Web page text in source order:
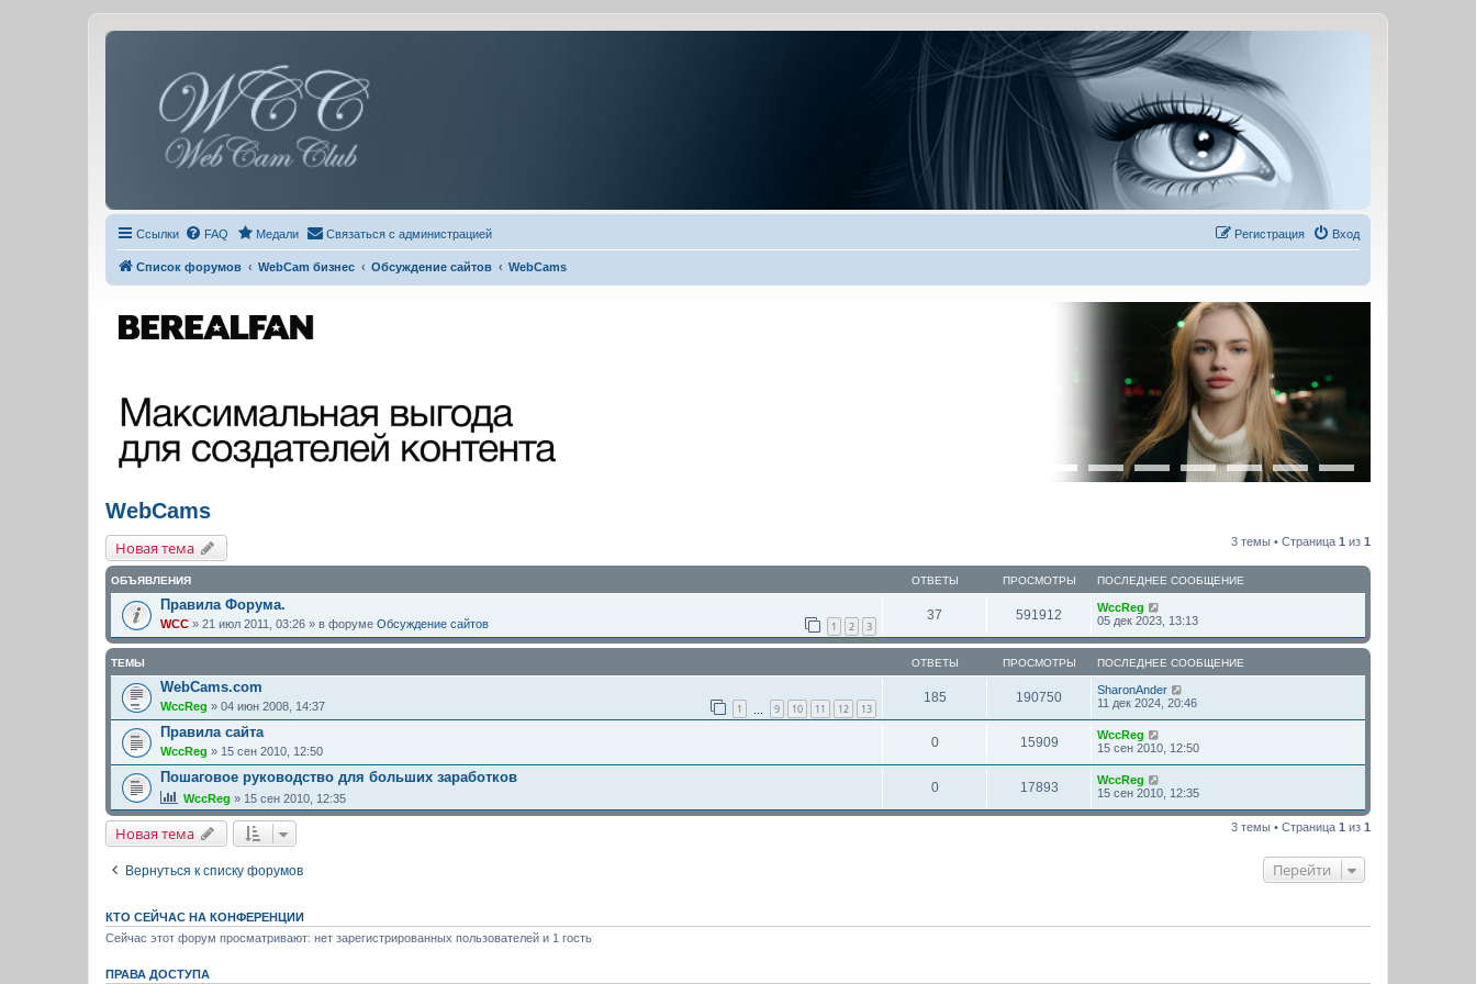
Ссылки FAQ Медали Связаться с администрацией Вход
Регистрация
Список форумов WebCam бизнес Обсуждение сайтов WebCams
WebCams
Новая тема 3 темы • Страница 1 из 1
ОБЪЯВЛЕНИЯ ОТВЕТЫ ПРОСМОТРЫ ПОСЛЕДНЕЕ СООБЩЕНИЕ
Правила Форума.
WCC » 21 июл 2011, 03:26 » в форуме Обсуждение сайтов 1 2 3
37 591912
WccReg
05 дек 2023, 13:13
ТЕМЫ ОТВЕТЫ ПРОСМОТРЫ ПОСЛЕДНЕЕ СООБЩЕНИЕ
WebCams.com
WccReg » 04 июн 2008, 14:37 1 9 10 11 12 13
185 190750
SharonAnder
11 дек 2024, 20:46
Правила сайта
WccReg » 15 сен 2010, 12:50
0 15909
WccReg
15 сен 2010, 12:50
Пошаговое руководство для больших заработков
WccReg » 15 сен 2010, 12:35
0 17893
WccReg
15 сен 2010, 12:35
Новая тема 3 темы • Страница 1 из 1
Вернуться к списку форумов Перейти
КТО СЕЙЧАС НА КОНФЕРЕНЦИИ
Сейчас этот форум просматривают: нет зарегистрированных пользователей и 1 гость
ПРАВА ДОСТУПА